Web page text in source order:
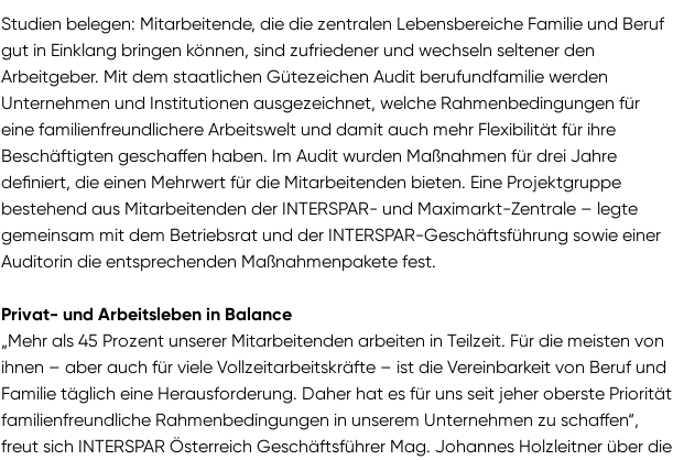
Studien belegen: Mitarbeitende, die die zentralen Lebensbereiche Familie und Beruf
gut in Einklang bringen können, sind zufriedener und wechseln seltener den
Arbeitgeber. Mit dem staatlichen Gütezeichen Audit berufundfamilie werden
Unternehmen und Institutionen ausgezeichnet, welche Rahmenbedingungen für
eine familienfreundlichere Arbeitswelt und damit auch mehr Flexibilität für ihre
Beschäftigten geschaffen haben. Im Audit wurden Maßnahmen für drei Jahre
definiert, die einen Mehrwert für die Mitarbeitenden bieten. Eine Projektgruppe
bestehend aus Mitarbeitenden der INTERSPAR- und Maximarkt-Zentrale – legte
gemeinsam mit dem Betriebsrat und der INTERSPAR-Geschäftsführung sowie einer
Auditorin die entsprechenden Maßnahmenpakete fest.
Privat- und Arbeitsleben in Balance
„Mehr als 45 Prozent unserer Mitarbeitenden arbeiten in Teilzeit. Für die meisten von
ihnen – aber auch für viele Vollzeitarbeitskräfte – ist die Vereinbarkeit von Beruf und
Familie täglich eine Herausforderung. Daher hat es für uns seit jeher oberste Priorität
familienfreundliche Rahmenbedingungen in unserem Unternehmen zu schaffen“,
freut sich INTERSPAR Österreich Geschäftsführer Mag. Johannes Holzleitner über die